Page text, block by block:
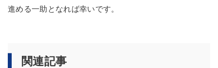
進める一助となれば幸いです。
関連記事